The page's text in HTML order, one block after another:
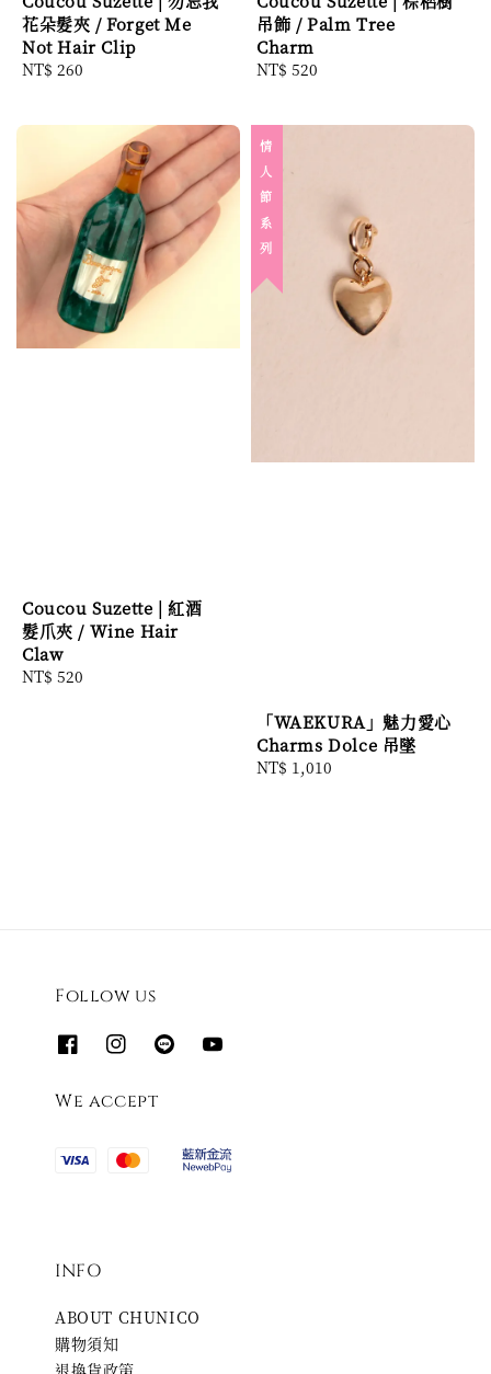
花朵髮夾 / Forget Me
Not Hair Clip
Regular
NT$ 260
吊飾 / Palm Tree
Charm
Regular
NT$ 520
Coucou Suzette | 紅酒
髮爪夾 / Wine Hair
Claw
Regular
NT$ 520
情 人 節 系 列
「WAEKURA」魅力愛心
Charms Dolce 吊墜
Regular
NT$ 1,010
Follow us
We accept
INFO
ABOUT CHUNICO
購物須知